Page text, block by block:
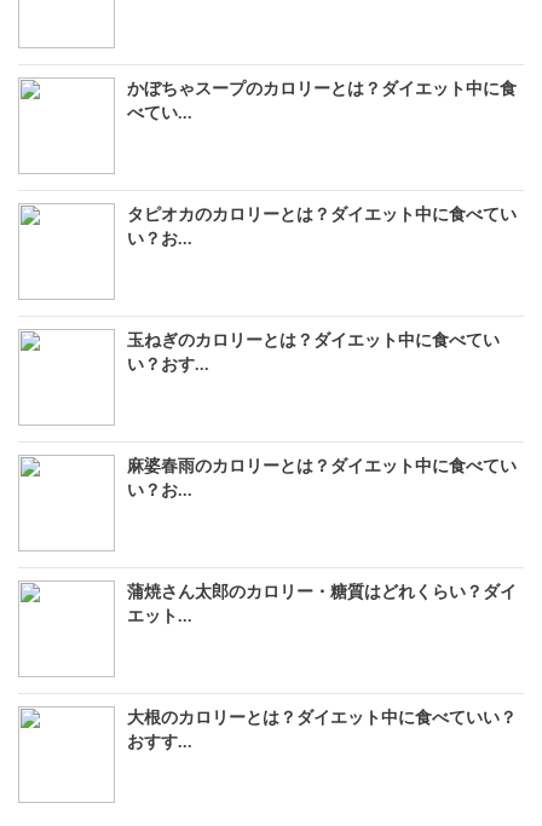
かぼちゃスープのカロリーとは？ダイエット中に食
べてい...
タピオカのカロリーとは？ダイエット中に食べてい
い？お...
玉ねぎのカロリーとは？ダイエット中に食べてい
い？おす...
麻婆春雨のカロリーとは？ダイエット中に食べてい
い？お...
蒲焼さん太郎のカロリー・糖質はどれくらい？ダイ
エット...
大根のカロリーとは？ダイエット中に食べていい？
おすす...